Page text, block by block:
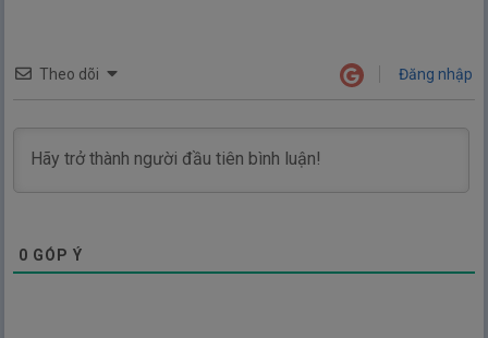
Theo dõi Đăng nhập
0 GÓP Ý